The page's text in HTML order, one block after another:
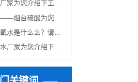
为您介绍下工业用途
台硫酸为您详细说明
？请跟随烟台双氧水厂家来看下吧~
为您介绍下双氧水的用途